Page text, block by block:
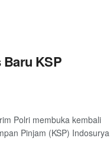
KSP
Polri membuka kembali
Pinjam (KSP) Indosurya